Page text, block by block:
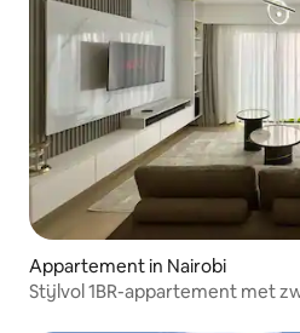
Appartement in Nairobi
Stijlvol 1BR-appartement met